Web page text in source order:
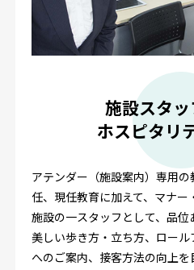
施設スタ
ホスピタリ
アテンダー（施設案内）専用
任、現任教育に加えて、マナー
施設の一スタッフとして、品位
美しい歩き方・立ち方、ロー
へのご案内、接客方法の向上を